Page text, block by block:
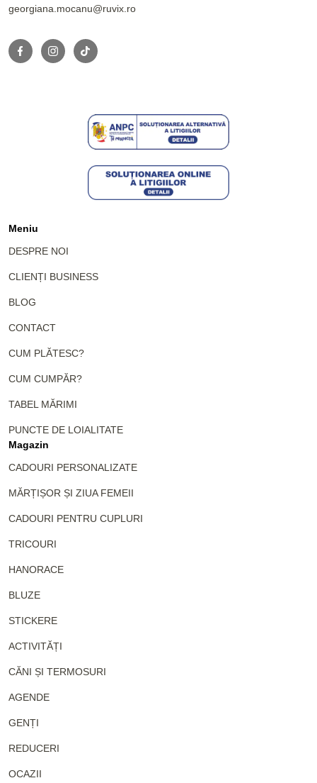
georgiana.mocanu@ruvix.ro
Meniu
DESPRE NOI
CLIENȚI BUSINESS
BLOG
CONTACT
CUM PLĂTESC?
CUM CUMPĂR?
TABEL MĂRIMI
PUNCTE DE LOIALITATE
Magazin
CADOURI PERSONALIZATE
MĂRȚIȘOR ȘI ZIUA FEMEII
CADOURI PENTRU CUPLURI
TRICOURI
HANORACE
BLUZE
STICKERE
ACTIVITĂȚI
CĂNI ȘI TERMOSURI
AGENDE
GENȚI
REDUCERI
OCAZII